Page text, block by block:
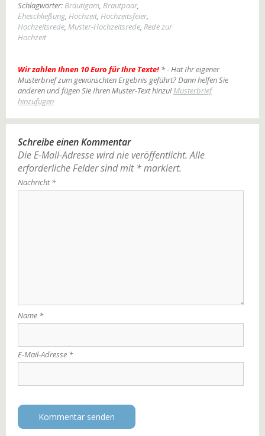
Schlagwörter:Bräutigam, Brautpaar,
Eheschließung, Hochzeit, Hochzeitsfeier,
Hochzeitsrede, Muster-Hochzeitsrede, Rede zur
Hochzeit
Wir zahlen Ihnen 10 Euro für Ihre Texte! * - Hat Ihr eigener
Musterbrief zum gewünschten Ergebnis geführt? Dann helfen Sie
anderen und fügen Sie Ihren Muster-Text hinzu!Musterbrief
hinzufügen
Schreibe einen Kommentar
Die E-Mail-Adresse wird nie veröffentlicht. Alle
erforderliche Felder sind mit *markiert.
Nachricht*
Name *
E-Mail-Adresse *